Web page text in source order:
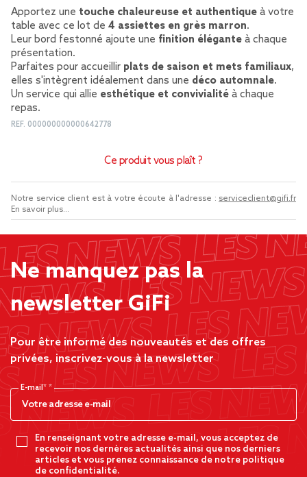
Apportez une touche chaleureuse et authentique à votre
table avec ce lot de 4 assiettes en grès marron.
Leur bord festonné ajoute une finition élégante à chaque
présentation.
Parfaites pour accueillir plats de saison et mets familiaux,
elles s'intègrent idéalement dans une déco automnale.
Un service qui allie esthétique et convivialité à chaque
repas.
REF. 000000000000642778
Ce produit vous plaît ?
Notre service client est à votre écoute à l'adresse : serviceclient@gifi.fr
En savoir plus...
Ne manquez pas la
newsletter GiFi
Pour être informé des nouveautés et des offres
privées, inscrivez-vous à la newsletter
E-mail*
En renseignant votre adresse e-mail, vous acceptez de
recevoir nos dernères actualités ainsi que nos derniers
articles et vous prenez connaissance de notre politique
de confidentialité.